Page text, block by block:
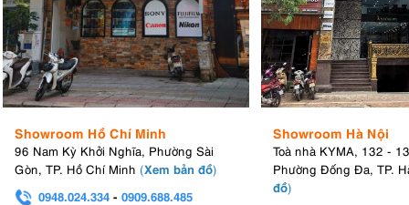
Showroom Hồ Chí Minh
96 Nam Kỳ Khởi Nghĩa, Phường Sài
Gòn, TP. Hồ Chí Minh (Xem bản đồ)
0948.024.334 - 0909.688.485
Showroom Hà Nội
Toà nhà KYMA, 132 -
Phường Đống Đa, TP.
đồ)